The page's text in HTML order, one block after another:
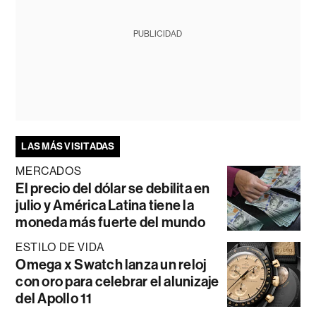
PUBLICIDAD
LAS MÁS VISITADAS
MERCADOS
El precio del dólar se debilita en
julio y América Latina tiene la
moneda más fuerte del mundo
ESTILO DE VIDA
Omega x Swatch lanza un reloj
con oro para celebrar el alunizaje
del Apollo 11